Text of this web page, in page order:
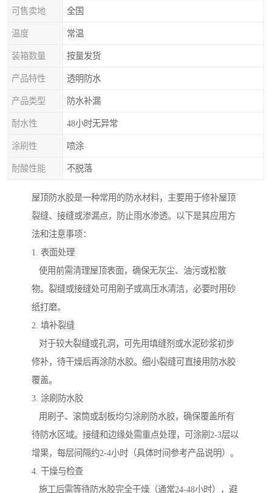
可售卖地 全国
温度 常温
装箱数量 按量发货
产品特性 透明防水
产品类型 防水补漏
耐水性 48小时无异常
涂刷性 喷涂
耐酸性能 不脱落
屋顶防水胶是一种常用的防水材料，主要用于修补屋顶
裂缝、接缝或渗漏点，防止雨水渗透。以下是其应用方
法和注意事项：
1. 表面处理
使用前需清理屋顶表面，确保无灰尘、油污或松散
物。裂缝或接缝处可用刷子或高压水清洁，必要时用砂
纸打磨。
2. 填补裂缝
对于较大裂缝或孔洞，可先用填缝剂或水泥砂浆初步
修补，待干燥后再涂防水胶。细小裂缝可直接用防水胶
覆盖。
3. 涂刷防水胶
用刷子、滚筒或刮板均匀涂刷防水胶，确保覆盖所有
待防水区域。接缝和边缘处需重点处理，可涂刷2-3层以
增果，每层间隔约2-4小时（具体时间参考产品说明）。
4. 干燥与检查
施工后需等待防水胶完全干燥（通常24-48小时），避